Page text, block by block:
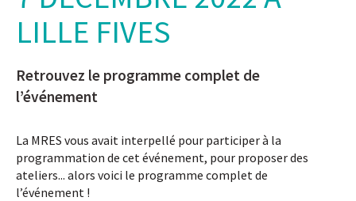
LILLE FIVES
Retrouvez le programme complet de
l’événement
La MRES vous avait interpellé pour participer à la
programmation de cet événement, pour proposer des
ateliers... alors voici le programme complet de
l’événement !